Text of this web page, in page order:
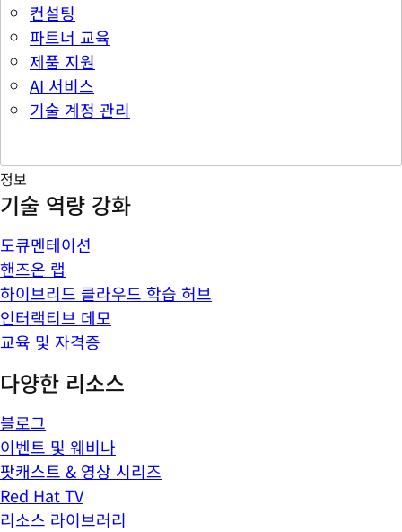
컨설팅
파트너 교육
제품 지원
AI 서비스
기술 계정 관리
정보
기술 역량 강화
도큐멘테이션
핸즈온 랩
하이브리드 클라우드 학습 허브
인터랙티브 데모
교육 및 자격증
다양한 리소스
블로그
이벤트 및 웨비나
팟캐스트 & 영상 시리즈
Red Hat TV
리소스 라이브러리